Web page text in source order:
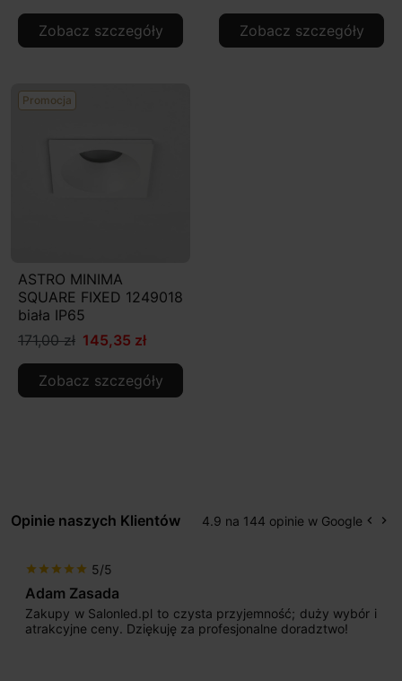
Zobacz szczegóły Zobacz szczegóły
Promocja
ASTRO MINIMA
SQUARE FIXED 1249018
biała IP65
171,00 zł 145,35 zł
Zobacz szczegóły
Opinie naszych Klientów 4.9 na 144 opinie w Google keyboard_arrow_left keyboard_arrow_right
star star star star star 5/5
Adam Zasada
Zakupy w Salonled.pl to czysta przyjemność; duży wybór i
atrakcyjne ceny. Dziękuję za profesjonalne doradztwo!